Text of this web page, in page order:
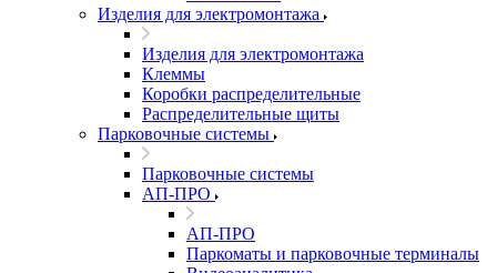
Изделия для электромонтажа
Изделия для электромонтажа
Клеммы
Коробки распределительные
Распределительные щиты
Парковочные системы
Парковочные системы
АП-ПРО
АП-ПРО
Паркоматы и парковочные терминалы